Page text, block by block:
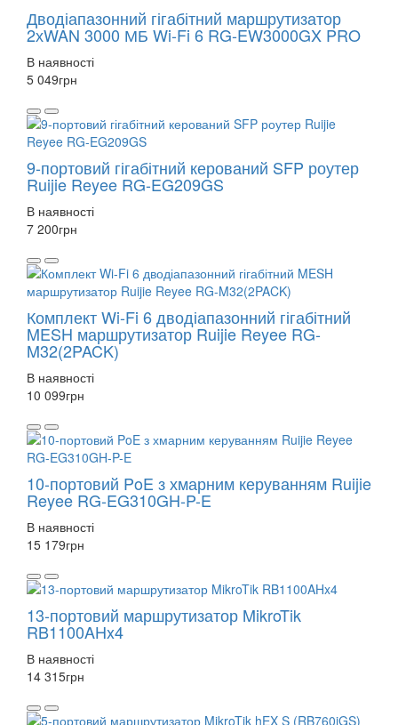
Дводіапазонний гігабітний маршрутизатор
2хWAN 3000 МБ Wi-Fi 6 RG-EW3000GX PRO
В наявності
5 049грн
9-портовий гігабітний керований SFP роутер
Ruijie Reyee RG-EG209GS
В наявності
7 200грн
Комплект Wi-Fi 6 дводіапазонний гігабітний
MESH маршрутизатор Ruijie Reyee RG-
M32(2PACK)
В наявності
10 099грн
10-портовий PoE з хмарним керуванням Ruijie
Reyee RG-EG310GH-P-E
В наявності
15 179грн
13-портовий маршрутизатор MikroTik
RB1100AHx4
В наявності
14 315грн